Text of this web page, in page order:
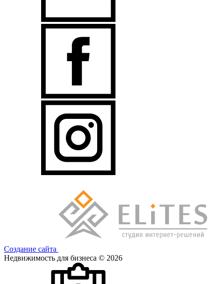
Создание сайта
Недвижимость для бизнеса © 2026